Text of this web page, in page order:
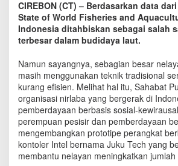
y
a
n
g
i
s
a
B
a
n
t
u
N
e
CIREBON (CT) – Berdasarkan data
State of World Fisheries and
Indonesia ditahbiskan sebagai salah
terbesar dalam budidaya laut.
Namun sayangnya, sebagian besar
masih menggunakan teknik tradisional
kurang efisien. Melihat hal itu, Sahabat
organisasi nirlaba yang bergerak di
pemberdayaan berbasis sosial-
perempuan pesisir dan pemberdayaan
mengembangkan prototipe perangkat
kontoler Intel bernama Juku Tech yang
membantu nelayan meningkatkan